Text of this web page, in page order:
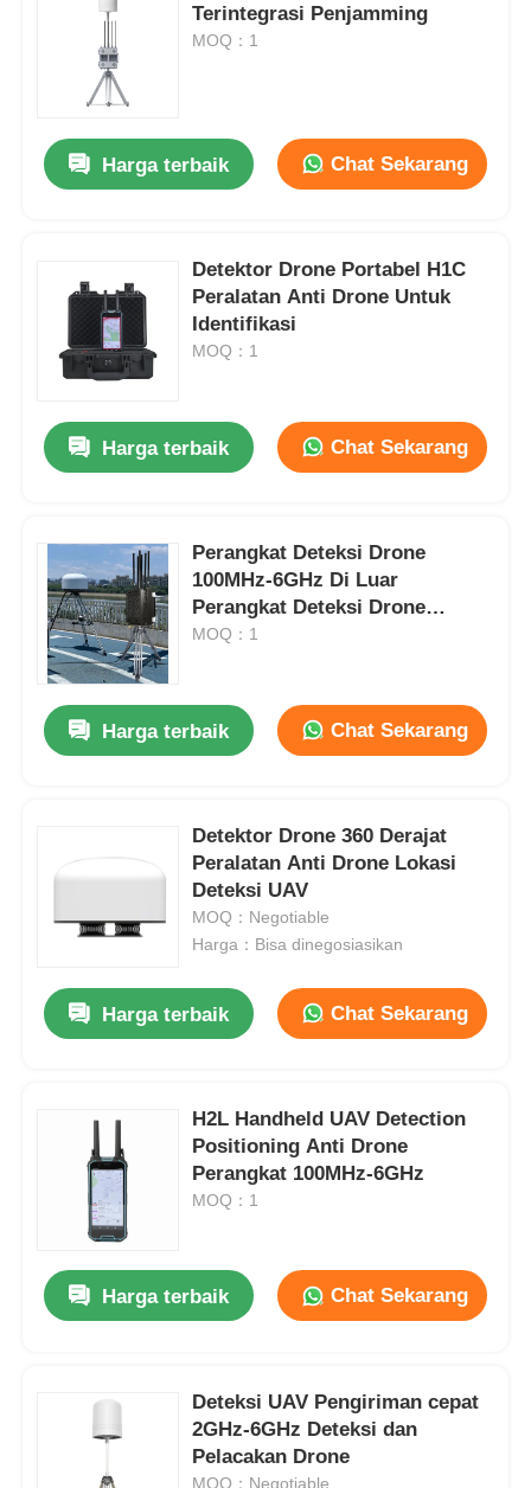
Produk
Tur Pabrik
Hubungi Kami
Kasus
Minta Penawaran Harga
drone industri
Terintegrasi Penjamming
MOQ：1
Harga terbaik Chat Sekarang
Detektor Drone Portabel H1C
Peralatan Anti Drone Untuk
Identifikasi
MOQ：1
Harga terbaik Chat Sekarang
Perangkat Deteksi Drone
100MHz-6GHz Di Luar
Perangkat Deteksi Drone
Jamming
MOQ：1
Harga terbaik Chat Sekarang
Detektor Drone 360 Derajat
Peralatan Anti Drone Lokasi
Deteksi UAV
MOQ：Negotiable
Harga：Bisa dinegosiasikan
Harga terbaik Chat Sekarang
H2L Handheld UAV Detection
Positioning Anti Drone
Perangkat 100MHz-6GHz
MOQ：1
Harga terbaik Chat Sekarang
Deteksi UAV Pengiriman cepat
2GHz-6GHz Deteksi dan
Pelacakan Drone
MOQ：Negotiable